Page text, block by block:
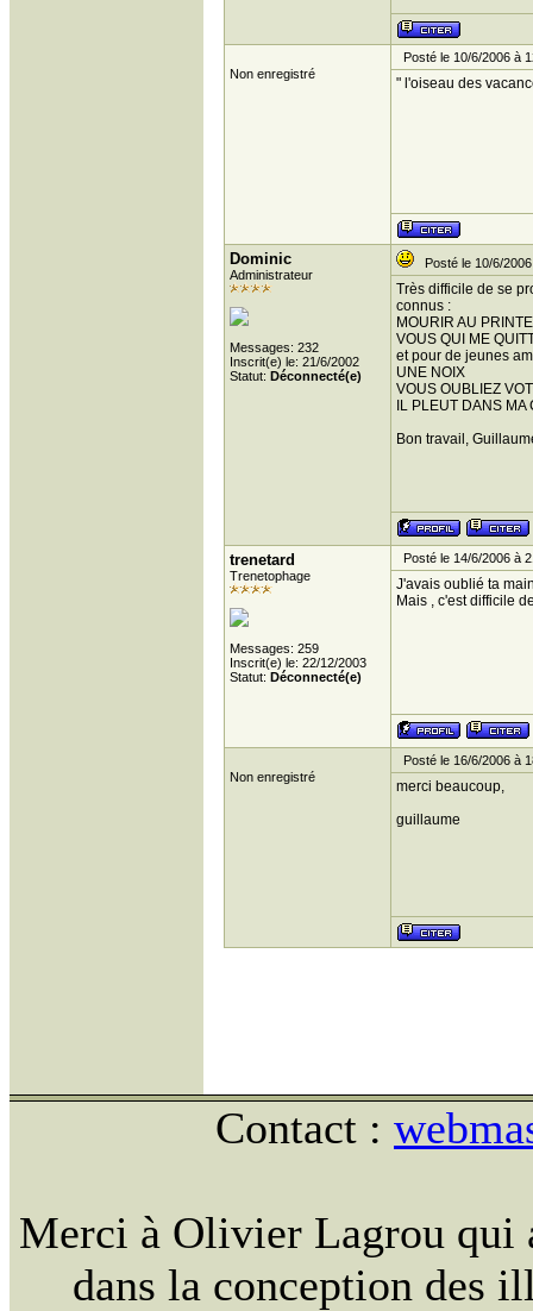
Non enregistré
Posté le 10/6/2006 à
" l'oiseau des
Dominic
Administrateur
Messages: 232
Inscrit(e) le: 21/6/2002
Statut: Déconnecté(e)
Posté le 10/6/
Très difficile de se
connus :
MOURIR AU
VOUS QUI ME
et pour de jeunes
UNE NOIX
VOUS OUBLIEZ
IL PLEUT DANS MA
Bon travail,
trenetard
Trenetophage
Messages: 259
Inscrit(e) le: 22/12/2003
Statut: Déconnecté(e)
Posté le 14/6/2006 à
J'avais oublié ta
Mais , c'est difficile
Non enregistré
Posté le 16/6/2006 à
merci beaucoup,
guillaume
Contact :
Merci à Olivier Lagrou qui
dans la conception des